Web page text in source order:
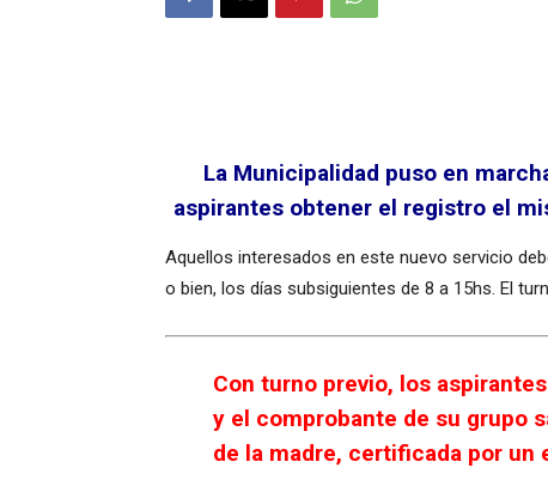
La Municipalidad puso en
aspirantes obtener el registro el
Aquellos interesados en este nuevo servicio
o bien, los días subsiguientes de 8 a 15hs. El
Con turno previo, los
y el comprobante de su grupo
de la madre, certificada por un